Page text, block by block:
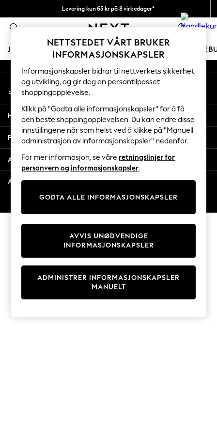
Levering kun 65 kr på 8 virkedager*
Vi betaler alle tollavgifter 0
JENTER GUTTER BABY KVINNER MENN
GIRLS
New In
50 - 92cm
98 - 110cm
116 - 134cm
140 - 174cm
Trending: Top & Short Sets
Trending: Clogs
Toy Story
THE SET
Coats & Jackets
Sweatshirts & Hoodies
Knitwear
Cardigans
Dresses
Sets & Outfits
T-Shirts
An error occurred on client
Våre sosiale nettverk
Min konto
Logg inn på kontoen din
Hjelp
Personvern & Juridisk
Avdelinger
Andre tjenester
NETTSTEDET VÅRT BRUKER
INFORMASJONSKAPSLER
Informasjonskapsler bidrar til nettverkets sikkerhet
og utvikling, og gir deg en persontilpasset
shoppingopplevelse.
Klikk på "Godta alle informasjonskapsler" for å få
den beste shoppingopplevelsen. Du kan endre disse
innstillingene når som helst ved å klikke på "Manuell
administrasjon av informasjonskapsler" nedenfor.
For mer informasjon, se våre retningslinjer for
personvern og informasjonskapsler.
GODTA ALLE INFORMASJONSKAPSLER
ADMINISTRER INFORMASJONSKAPSLER
MANUELT
AVVIS UNØDVENDIGE
INFORMASJONSKAPSLER